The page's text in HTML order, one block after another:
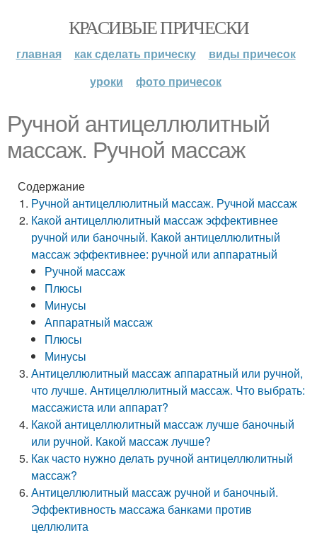
КРАСИВЫЕ ПРИЧЕСКИ
главная как сделать прическу
виды причесок
уроки
фото причесок
Ручной антицеллюлитный
массаж. Ручной массаж
Содержание
Ручной антицеллюлитный массаж. Ручной массаж
Какой антицеллюлитный массаж эффективнее
ручной или баночный. Какой антицеллюлитный
массаж эффективнее: ручной или аппаратный
Ручной массаж
Плюсы
Минусы
Аппаратный массаж
Плюсы
Минусы
Антицеллюлитный массаж аппаратный или ручной,
что лучше. Антицеллюлитный массаж. Что выбрать:
массажиста или аппарат?
Какой антицеллюлитный массаж лучше баночный
или ручной. Какой массаж лучше?
Как часто нужно делать ручной антицеллюлитный
массаж?
Антицеллюлитный массаж ручной и баночный.
Эффективность массажа банками против
целлюлита